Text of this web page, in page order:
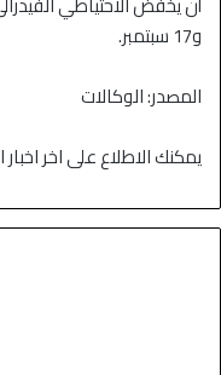
و17 سبتمبر.
المصدر: الوكالات
يمكنك الاطلاع على اخر